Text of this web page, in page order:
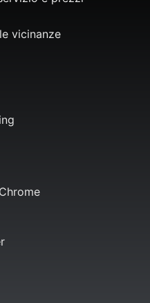
vicinanze